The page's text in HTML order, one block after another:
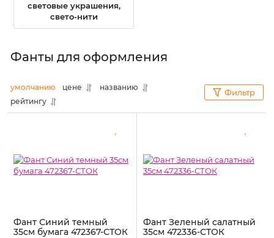
световые украшения,
свето-нити
Фанты для оформления
умолчанию цене
названию
рейтингу
Фильтр
Фант Синий темный
35см бумага 472367-СТОК
Фант Зеленый салатный
35см 472336-СТОК